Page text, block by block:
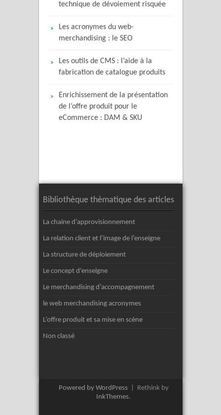
technique de dévoiement risquée
Les acronymes du web-
merchandising : le SEO
Les outils de CMS : l’aide à la
fabrication de catalogue produits
Enrichissement de la présentation
de l’offre produit pour le
eCommerce : DAM & SKU
Bibliothèque thèmatique des articles
La chaine d’approvisionnement
La relation client et l’image de l’enseigne
La structure de déploiement
Le concept d'enseigne
Le merchandising d’accompagnement
le web merchandising acronymes
L’offre produit et sa mise en scène
Non classé
Powered by WordPress
Rethink by
InkThemes.